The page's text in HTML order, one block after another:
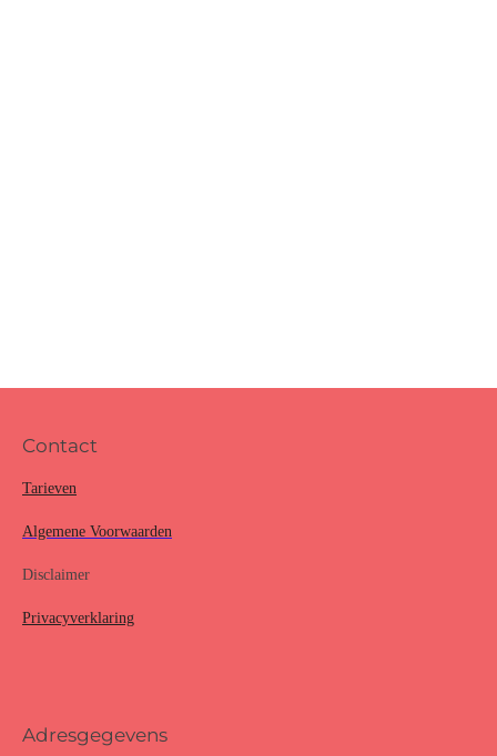
Contact
Tarieven
Algemene Voorwaarden
Disclaimer
Privacyverklaring
Adresgegevens